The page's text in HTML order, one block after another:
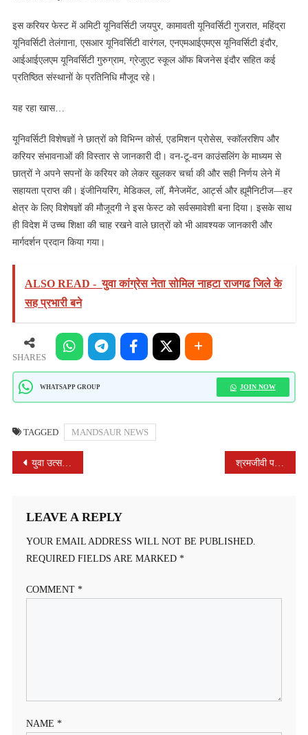
इस करियर फेस्ट में अमिटी यूनिवर्सिटी जयपुर, कामावती यूनिवर्सिटी गुजरात, महिंद्रा
यूनिवर्सिटी तेलंगाना, एसआर यूनिवर्सिटी वारंगल, एनएमआईएमएस यूनिवर्सिटी इंदौर,
आईआईएलएम यूनिवर्सिटी गुरुग्राम, ग्रेजुएट स्कूल ऑफ बिजनेस इंदौर सहित कई
प्रतिष्ठित संस्थानों के प्रतिनिधि मौजूद रहे।
यह रहा खास…
यूनिवर्सिटी विशेषज्ञों ने छात्रों को विभिन्न कोर्स, एडमिशन प्रोसेस, स्कॉलरशिप और
करियर संभावनाओं की विस्तार से जानकारी दी। वन-टू-वन काउंसलिंग के माध्यम से
छात्रों ने अपने सपनों के करियर को लेकर खुलकर चर्चा की और सही निर्णय लेने में
सहायता प्राप्त की। इंजीनियरिंग, मेडिकल, लॉ, मैनेजमेंट, आर्ट्स और ह्यूमैनिटीज—हर
क्षेत्र के लिए विशेषज्ञों की मौजूदगी ने इस फेस्ट को सर्वसमावेशी बना दिया। इसके साथ
ही विदेश में उच्च शिक्षा की चाह रखने वाले छात्रों को भी आवश्यक जानकारी और
मार्गदर्शन प्रदान किया गया।
ALSO READ - युवा कांग्रेस नेता सोमिल नाहटा राजगढ जिले के
सह प्रभारी बने
SHARES
WHATSAPP GROUP JOIN NOW
TAGGED MANDSAUR NEWS
POST
युवा उत्सव पर राउमावि अरनोद विद्यार्थियों का पुलिस थाना भ्रमण।
LEAVE A REPLY
YOUR EMAIL ADDRESS WILL NOT BE PUBLISHED.
REQUIRED FIELDS ARE MARKED *
COMMENT *
NAME *